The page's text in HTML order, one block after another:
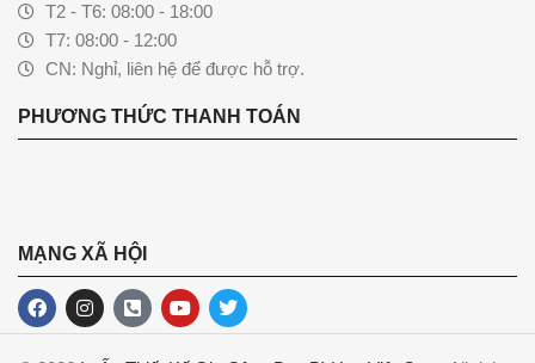
T2 - T6: 08:00 - 18:00
T7: 08:00 - 12:00
CN: Nghỉ, liên hệ để được hỗ trợ.
PHƯƠNG THỨC THANH TOÁN
MẠNG XÃ HỘI